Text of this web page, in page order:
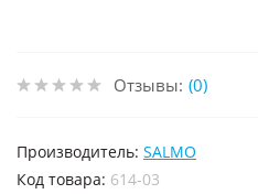
Отзывы: (0)
Производитель: SALMO
код товара: 614-03